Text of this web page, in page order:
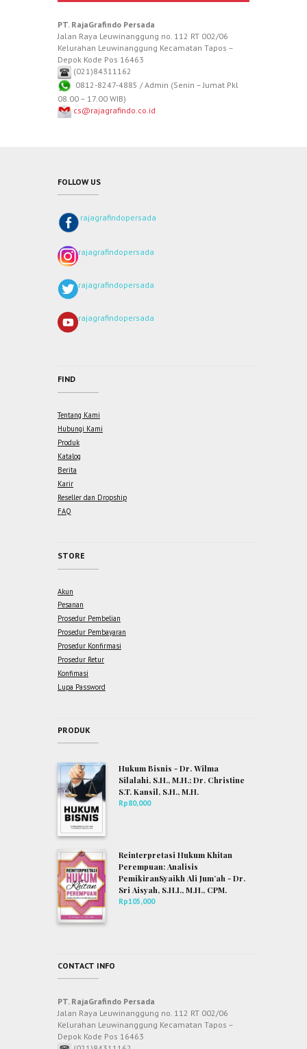
PT. RajaGrafindo Persada
Jalan Raya Leuwinanggung no. 112 RT 002/06
Kelurahan Leuwinanggung Kecamatan Tapos –
Depok Kode Pos 16463
(021)84311162
0812-8247-4885 / Admin (Senin – Jumat Pkl
08.00 – 17.00 WIB)
cs@rajagrafindo.co.id
FOLLOW US
rajagrafindopersada
rajagrafindopersada
rajagrafindopersada
rajagrafindopersada
FIND
Tentang Kami
Hubungi Kami
Produk
Katalog
Berita
Karir
Reseller dan Dropship
FAQ
STORE
Akun
Pesanan
Prosedur Pembelian
Prosedur Pembayaran
Prosedur Konfirmasi
Prosedur Retur
Konfimasi
Lupa Password
PRODUK
Hukum Bisnis - Dr. Wilma
Silalahi, S.H., M.H.; Dr. Christine
S.T. Kansil, S.H., M.H.
Rp80,000
Reinterpretasi Hukum Khitan
Perempuan: Analisis
PemikiranSyaikh Ali Jum’ah - Dr.
Sri Aisyah, S.H.I., M.H., CPM.
Rp105,000
CONTACT INFO
PT. RajaGrafindo Persada
Jalan Raya Leuwinanggung no. 112 RT 002/06
Kelurahan Leuwinanggung Kecamatan Tapos –
Depok Kode Pos 16463